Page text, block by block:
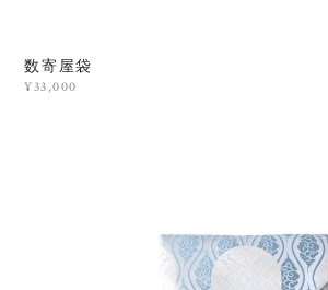
数寄屋袋
¥33,000